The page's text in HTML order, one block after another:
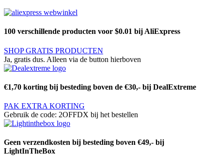
100 verschillende producten voor $0.01 bij AliExpress
SHOP GRATIS PRODUCTEN
Ja, gratis dus. Alleen via de button hierboven
€1,70 korting bij besteding boven de €30,- bij DealExtreme
PAK EXTRA KORTING
Gebruik de code: 2OFFDX bij het bestellen
Geen verzendkosten bij besteding boven €49,- bij
LightInTheBox